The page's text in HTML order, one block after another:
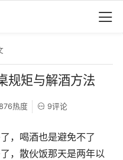
规矩与解酒方法
热度 9评论
，喝酒也是避免不了
，散伙饭那天是两年以